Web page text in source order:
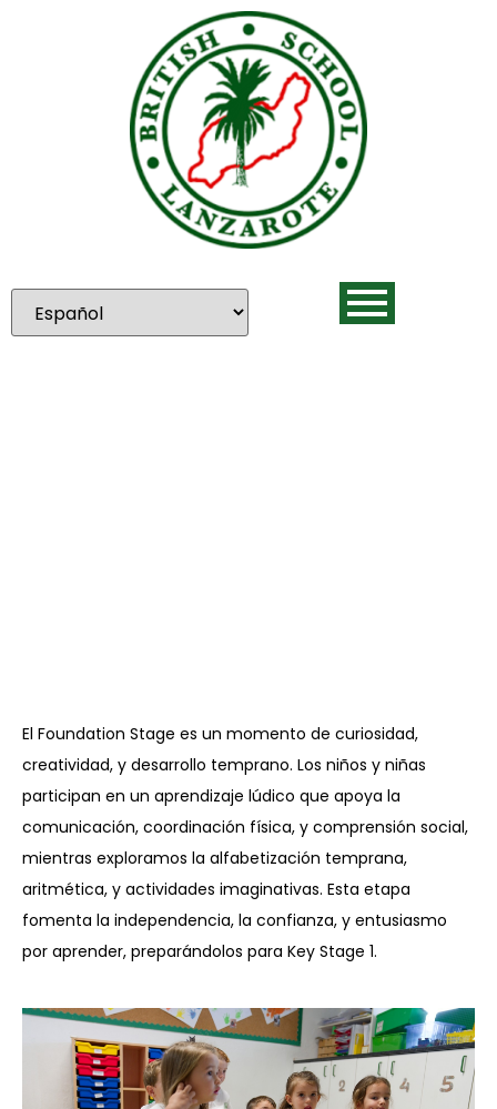
El Foundation Stage es un momento de curiosidad,
creatividad, y desarrollo temprano. Los niños y niñas
participan en un aprendizaje lúdico que apoya la
comunicación, coordinación física, y comprensión social,
mientras exploramos la alfabetización temprana,
aritmética, y actividades imaginativas. Esta etapa
fomenta la independencia, la confianza, y entusiasmo
por aprender, preparándolos para Key Stage 1.